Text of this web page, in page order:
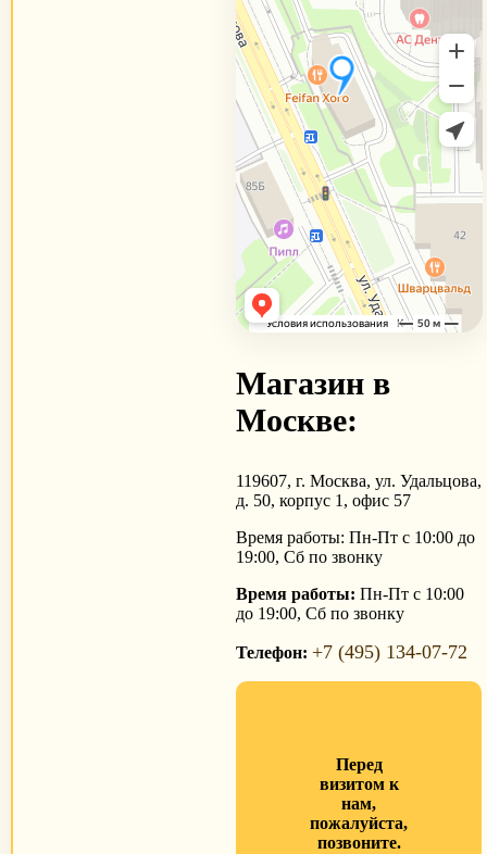
Магазин в
Москве:
119607, г. Москва, ул. Удальцова,
д. 50, корпус 1, офис 57
Время работы: Пн-Пт с 10:00 до
19:00, Сб по звонку
Время работы: Пн-Пт с 10:00
до 19:00, Сб по звонку
Телефон: +7 (495) 134-07-72
Перед
визитом к
нам,
пожалуйста,
позвоните.